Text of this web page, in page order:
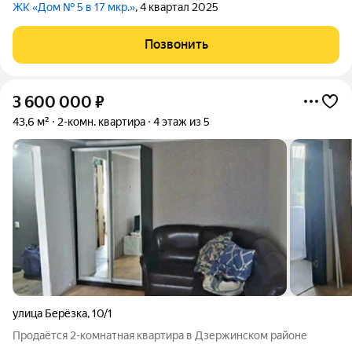
ЖК «Дом № 5 в 17 мкр.», 4 квартал 2025
Позвонить
3 600 000 ₽
43,6 м² 2-комн. квартира 4 этаж из 5
улица Берёзка,10/1
Продаётся 2-комнатная квартира в Дзержинском районе